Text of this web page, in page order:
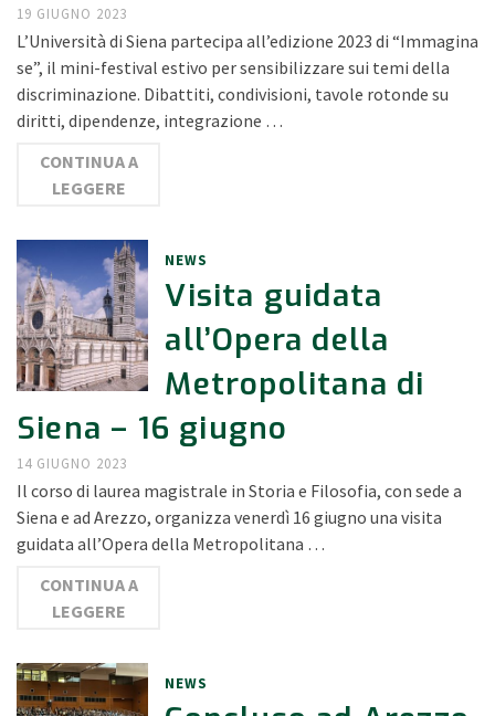
19 GIUGNO 2023
L’Università di Siena partecipa all’edizione 2023 di “Immagina
se”, il mini-festival estivo per sensibilizzare sui temi della
discriminazione. Dibattiti, condivisioni, tavole rotonde su
diritti, dipendenze, integrazione …
CONTINUA A
LEGGERE
NEWS
Visita guidata
all’Opera della
Metropolitana di
Siena – 16 giugno
14 GIUGNO 2023
Il corso di laurea magistrale in Storia e Filosofia, con sede a
Siena e ad Arezzo, organizza venerdì 16 giugno una visita
guidata all’Opera della Metropolitana …
CONTINUA A
LEGGERE
NEWS